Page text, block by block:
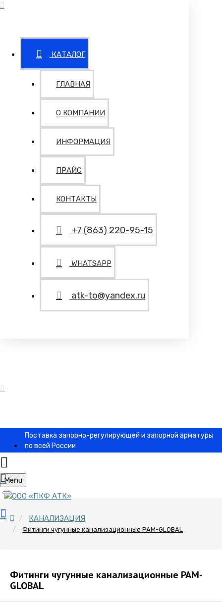
КАТАЛОГ
ГЛАВНАЯ
О КОМПАНИИ
ИНФОРМАЦИЯ
ПРАЙС
КОНТАКТЫ
+7 (863) 220-95-15
WHATSAPP
atk-to@yandex.ru
Поставка запорно-регулирующей и запорной арматуры
по всей России
Menu
КАНАЛИЗАЦИЯ
Фитинги чугунные канализационные PAM-GLOBAL
Фитинги чугунные канализационные PAM-
GLOBAL